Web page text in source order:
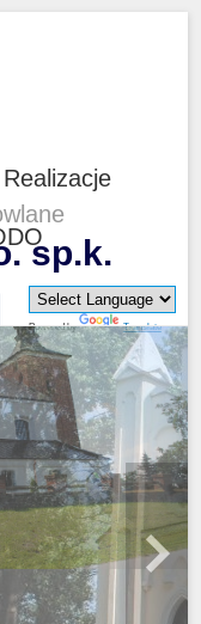
sp.k.
Powered by Translate
Realizacje